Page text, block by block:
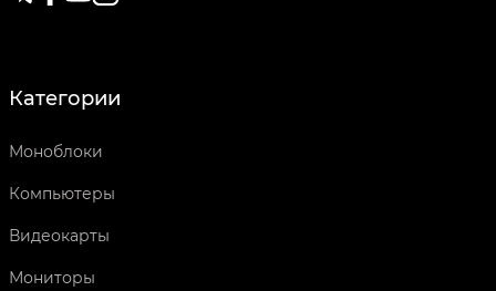
Категории
Моноблоки
Компьютеры
Видеокарты
Мониторы